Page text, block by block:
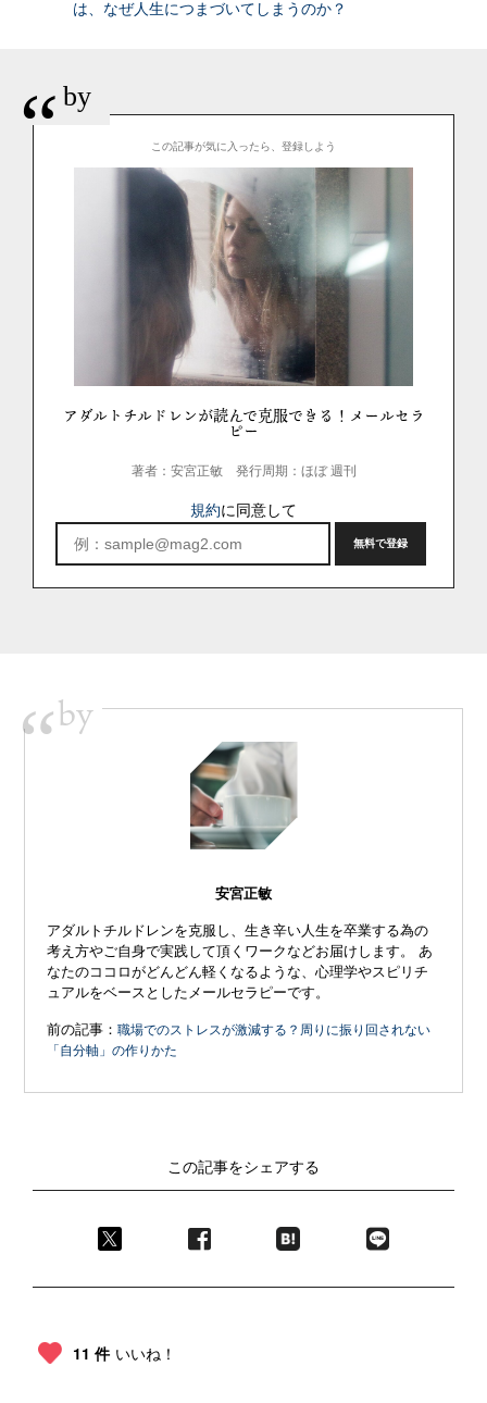
は、なぜ人生につまづいてしまうのか？
“ by
この記事が気に入ったら、登録しよう
アダルトチルドレンが読んで克服できる！メールセラ
ピー
著者：安宮正敏 発行周期：ほぼ 週刊
規約に同意して
“by
安宮正敏
アダルトチルドレンを克服し、生き辛い人生を卒業する為の
考え方やご自身で実践して頂くワークなどお届けします。 あ
なたのココロがどんどん軽くなるような、心理学やスピリチ
ュアルをベースとしたメールセラピーです。
前の記事：職場でのストレスが激減する？周りに振り回されない
「自分軸」の作りかた
この記事をシェアする
11 件 いいね！